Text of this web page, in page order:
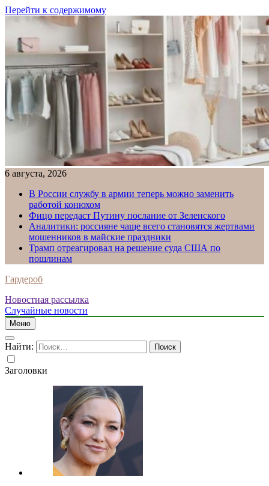
Перейти к содержимому
6 августа, 2026
В России службу в армии теперь можно заменить
работой конюхом
Фицо передаст Путину послание от Зеленского
Аналитики: россияне чаще всего становятся жертвами
мошенников в майские праздники
Трамп отреагировал на решение суда США по
пошлинам
Гардероб
Новостная рассылка
Случайные новости
Меню
Найти:
Заголовки